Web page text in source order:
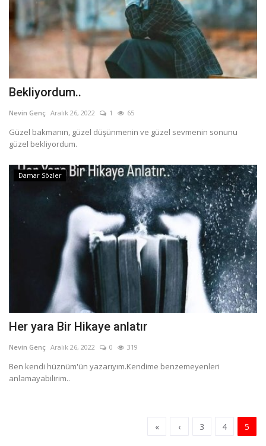
Bekliyordum..
Nevin Genç Aralık 26, 2022 1 65
Güzel bakmanın, güzel düşünmenin ve güzel sevmenin sonunu
güzel bekliyordum.
Damar Sözler
Her yara Bir Hikaye anlatır
Nevin Genç Aralık 26, 2022 0 319
Ben kendi hüznüm'ün yazarıyım.Kendime benzemeyenleri
anlamayabilirim..
« ‹ 3 4 5